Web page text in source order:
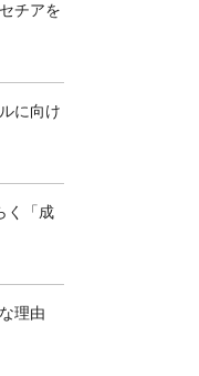
チアを
に向け
く「成
理由